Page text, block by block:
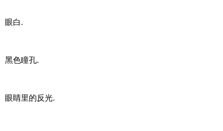
眼白.
黑色瞳孔.
眼睛里的反光.